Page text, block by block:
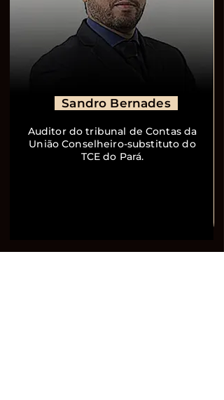
Sandro Bernades
Auditor do tribunal de Contas da
União Conselheiro-substituto do
TCE do Pará.